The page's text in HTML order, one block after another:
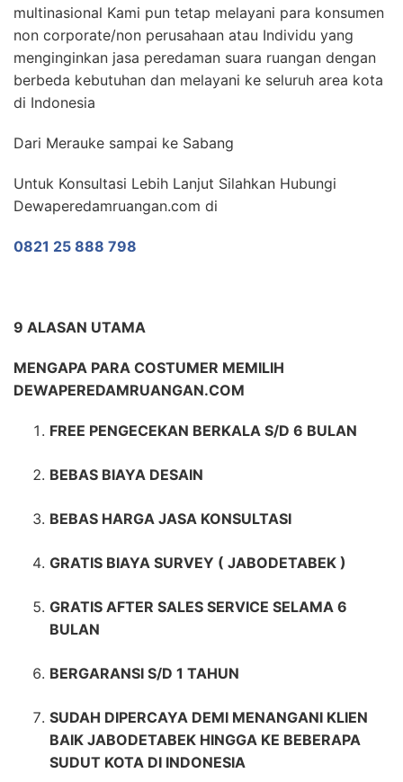
multinasional Kami pun tetap melayani para konsumen
non corporate/non perusahaan atau Individu yang
menginginkan jasa peredaman suara ruangan dengan
berbeda kebutuhan dan melayani ke seluruh area kota
di Indonesia
Dari Merauke sampai ke Sabang
Untuk Konsultasi Lebih Lanjut Silahkan Hubungi
Dewaperedamruangan.com di
0821 25 888 798
9 ALASAN UTAMA
MENGAPA PARA COSTUMER MEMILIH
DEWAPEREDAMRUANGAN.COM
FREE PENGECEKAN BERKALA S/D 6 BULAN
BEBAS BIAYA DESAIN
BEBAS HARGA JASA KONSULTASI
GRATIS BIAYA SURVEY ( JABODETABEK )
GRATIS AFTER SALES SERVICE SELAMA 6
BULAN
BERGARANSI S/D 1 TAHUN
SUDAH DIPERCAYA DEMI MENANGANI KLIEN
BAIK JABODETABEK HINGGA KE BEBERAPA
SUDUT KOTA DI INDONESIA